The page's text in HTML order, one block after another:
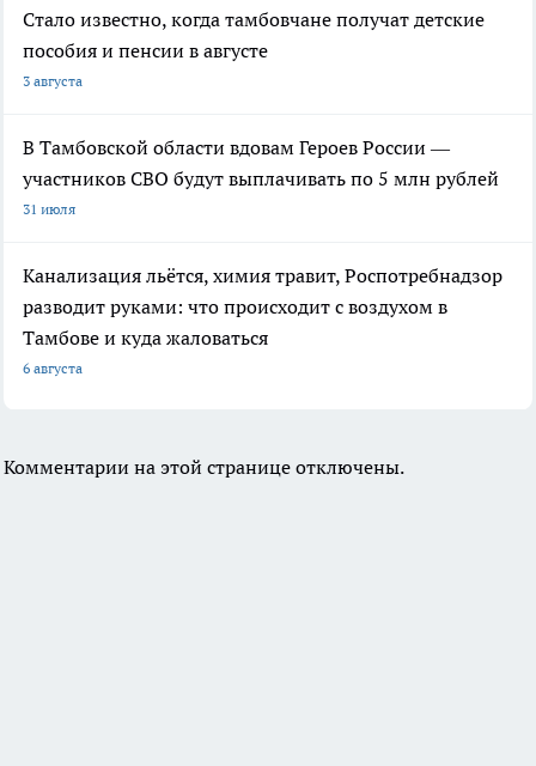
Стало известно, когда тамбовчане получат детские
пособия и пенсии в августе
3 августа
В Тамбовской области вдовам Героев России —
участников СВО будут выплачивать по 5 млн рублей
31 июля
Канализация льётся, химия травит, Роспотребнадзор
разводит руками: что происходит с воздухом в
Тамбове и куда жаловаться
6 августа
Комментарии на этой странице отключены.